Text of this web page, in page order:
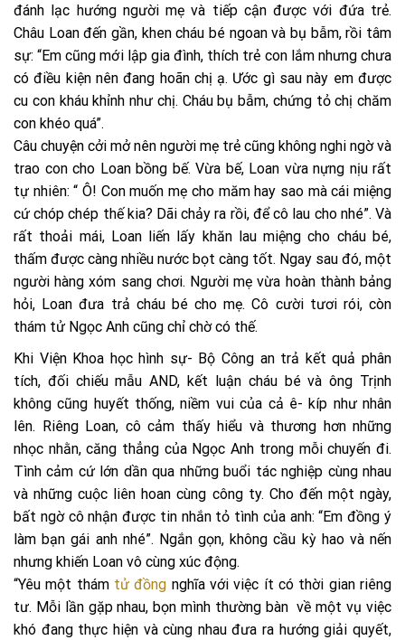
đánh lạc hướng người mẹ và tiếp cận được với đứa trẻ.
Châu Loan đến gần, khen cháu bé ngoan và bụ bẫm, rồi tâm
sự: “Em cũng mới lập gia đình, thích trẻ con lắm nhưng chưa
có điều kiện nên đang hoãn chị ạ. Ước gì sau này em được
cu con kháu khỉnh như chị. Cháu bụ bẫm, chứng tỏ chị chăm
con khéo quá”.
Câu chuyện cởi mở nên người mẹ trẻ cũng không nghi ngờ và
trao con cho Loan bồng bế. Vừa bế, Loan vừa nựng nịu rất
tự nhiên: “ Ô! Con muốn mẹ cho măm hay sao mà cái miệng
cứ chóp chép thế kia? Dãi chảy ra rồi, để cô lau cho nhé”. Và
rất thoải mái, Loan liến lấy khăn lau miệng cho cháu bé,
thấm được càng nhiều nước bọt càng tốt. Ngay sau đó, một
người hàng xóm sang chơi. Người mẹ vừa hoàn thành bảng
hỏi, Loan đưa trả cháu bé cho mẹ. Cô cười tươi rói, còn
thám tử Ngọc Anh cũng chỉ chờ có thế.
Khi Viện Khoa học hình sự- Bộ Công an trả kết quả phân
tích, đối chiếu mẫu AND, kết luận cháu bé và ông Trịnh
không cũng huyết thống, niềm vui của cả ê- kíp như nhân
lên. Riêng Loan, cô cảm thấy hiểu và thương hơn những
nhọc nhằn, căng thẳng của Ngọc Anh trong mỗi chuyến đi.
Tình cảm cứ lớn dần qua những buổi tác nghiệp cùng nhau
và những cuộc liên hoan cùng công ty. Cho đến một ngày,
bất ngờ cô nhận được tin nhắn tỏ tình của anh: “Em đồng ý
làm bạn gái anh nhé”. Ngắn gọn, không cầu kỳ hao và nến
nhưng khiến Loan vô cùng xúc động.
“Yêu một thám tử đồng nghĩa với việc ít có thời gian riêng
tư. Mỗi lần gặp nhau, bọn mình thường bàn về một vụ việc
khó đang thực hiện và cùng nhau đưa ra hướng giải quyết,